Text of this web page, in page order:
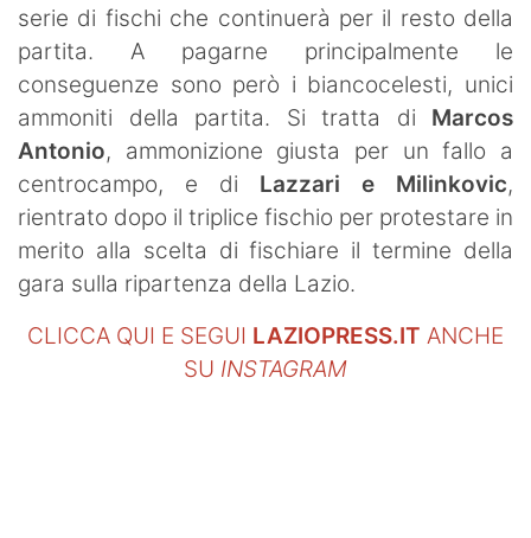
serie di fischi che continuerà per il resto della
partita. A pagarne principalmente le
conseguenze sono però i biancocelesti, unici
ammoniti della partita. Si tratta di Marcos
Antonio, ammonizione giusta per un fallo a
centrocampo, e di Lazzari e Milinkovic,
rientrato dopo il triplice fischio per protestare in
merito alla scelta di fischiare il termine della
gara sulla ripartenza della Lazio.
CLICCA QUI E SEGUI LAZIOPRESS.IT ANCHE
SU INSTAGRAM